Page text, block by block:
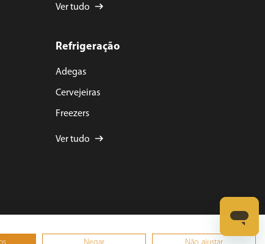
Ver tudo
Refrigeração
Adegas
Cervejeiras
Freezers
Ver tudo